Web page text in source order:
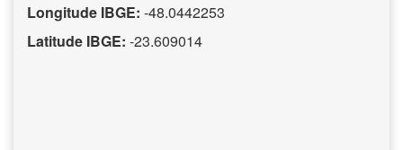
Longitude IBGE: -48.0442253
Latitude IBGE: -23.609014